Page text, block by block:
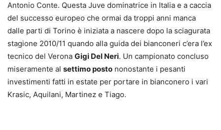
Antonio Conte. Questa Juve dominatrice in Italia e a caccia
del successo europeo che ormai da troppi anni manca
dalle parti di Torino è iniziata a nascere dopo la sciagurata
stagione 2010/11 quando alla guida dei bianconeri c’era l’ex
tecnico del Verona Gigi Del Neri. Un campionato concluso
miseramente al settimo posto nonostante i pesanti
investimenti fatti in estate per portare in bianconero i vari
Krasic, Aquilani, Martinez e Tiago.